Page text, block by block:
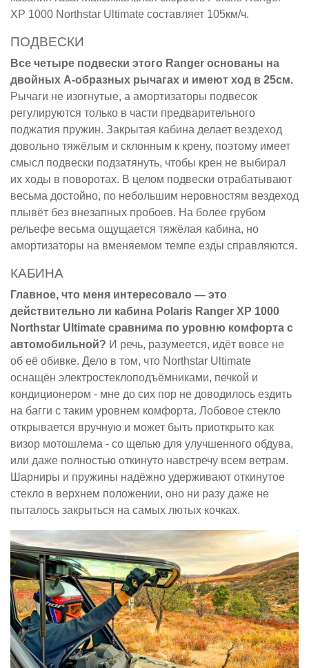
XP 1000 Northstar Ultimate составляет 105км/ч.
ПОДВЕСКИ
Все четыре подвески этого Ranger основаны на
двойных А-образных рычагах и имеют ход в 25см.
Рычаги не изогнутые, а амортизаторы подвесок
регулируются только в части предварительного
поджатия пружин. Закрытая кабина делает вездеход
довольно тяжёлым и склонным к крену, поэтому имеет
смысл подвески подзатянуть, чтобы крен не выбирал
их ходы в поворотах. В целом подвески отрабатывают
весьма достойно, по небольшим неровностям вездеход
плывёт без внезапных пробоев. На более грубом
рельефе весьма ощущается тяжёлая кабина, но
амортизаторы на вменяемом темпе езды справляются.
КАБИНА
Главное, что меня интересовало — это
действительно ли кабина Polaris Ranger XP 1000
Northstar Ultimate сравнима по уровню комфорта с
автомобильной? И речь, разумеется, идёт вовсе не
об её обивке. Дело в том, что Northstar Ultimate
оснащён электростеклоподъёмниками, печкой и
кондиционером - мне до сих пор не доводилось ездить
на багги с таким уровнем комфорта. Лобовое стекло
открывается вручную и может быть приоткрыто как
визор мотошлема - со щелью для улучшенного обдува,
или даже полностью откинуто навстречу всем ветрам.
Шарниры и пружины надёжно удерживают откинутое
стекло в верхнем положении, оно ни разу даже не
пыталось закрыться на самых лютых кочках.